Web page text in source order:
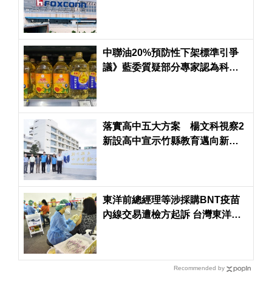
中聯油20%預防性下架標準引爭
議》藍委質疑部分專家認為科學
落實高中五大方案 楊文科視察2
新設高中宣示竹縣教育邁向新篇
東洋前總經理等涉採購BNT疫苗
內線交易遭檢方起訴 台灣東洋：
Recommended by